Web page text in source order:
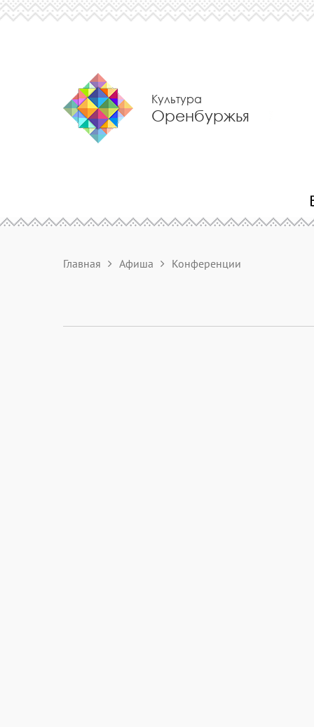
Культура
Оренбуржья
Главная Афиша Конференции